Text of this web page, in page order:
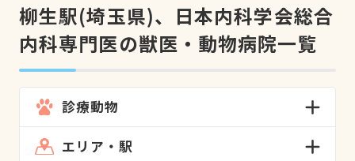
柳生駅(埼玉県)、日本内科学会総合
内科専門医の獣医・動物病院一覧
診療動物
エリア・駅